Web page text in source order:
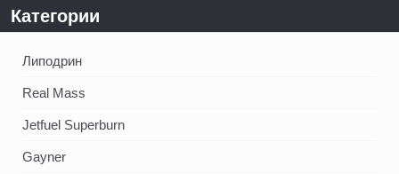
Категории
Липодрин
Real Mass
Jetfuel Superburn
Gayner